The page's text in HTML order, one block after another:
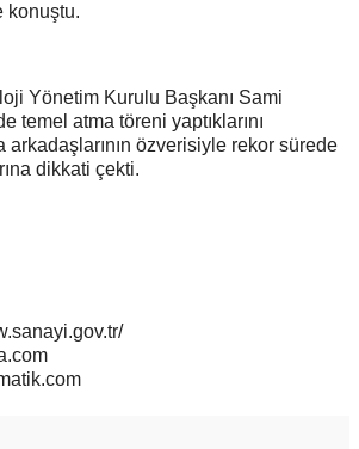
konuştu.
Yönetim Kurulu Başkanı Sami
temel atma töreni yaptıklarını
arkadaşlarının özverisiyle rekor sürede
dikkati çekti.